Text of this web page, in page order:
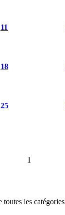
11
18
25
1
toutes les catégories